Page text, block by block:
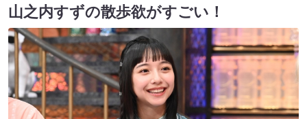
山之内すずの散歩欲がすごい！